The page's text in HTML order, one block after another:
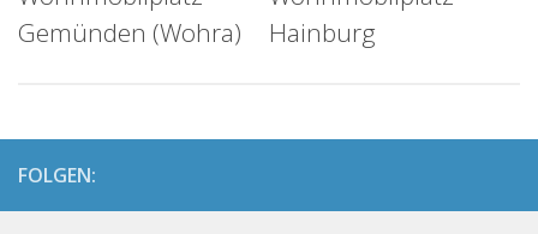
Gemünden (Wohra)
Hainburg
FOLGEN: